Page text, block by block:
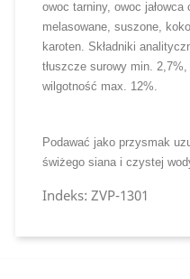
owoc tarniny, owoc
melasowane, suszone,
karoten. Składniki
tłuszcze surowy min.
wilgotność max. 12%.
Podawać jako przysmak
świżego siana i czystej
Indeks: ZVP-1301